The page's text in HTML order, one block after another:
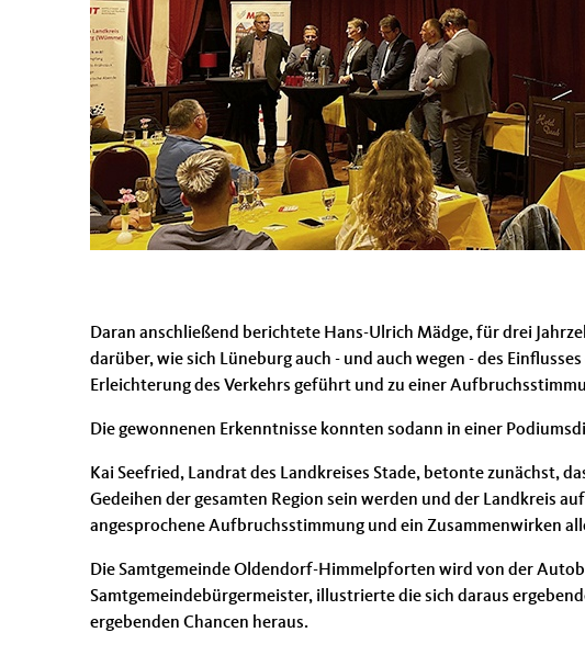
Daran anschließend berichtete Hans-Ulrich Mädge, für drei
darüber, wie sich Lüneburg auch - und auch wegen - des
Erleichterung des Verkehrs geführt und zu einer
Die gewonnenen Erkenntnisse konnten sodann in einer
Kai Seefried, Landrat des Landkreises Stade, betonte zunächst,
Gedeihen der gesamten Region sein werden und der Landkreis
angesprochene Aufbruchsstimmung und ein Zusammenwirken
Die Samtgemeinde Oldendorf-Himmelpforten wird von der
Samtgemeindebürgermeister, illustrierte die sich daraus
ergebenden Chancen heraus.